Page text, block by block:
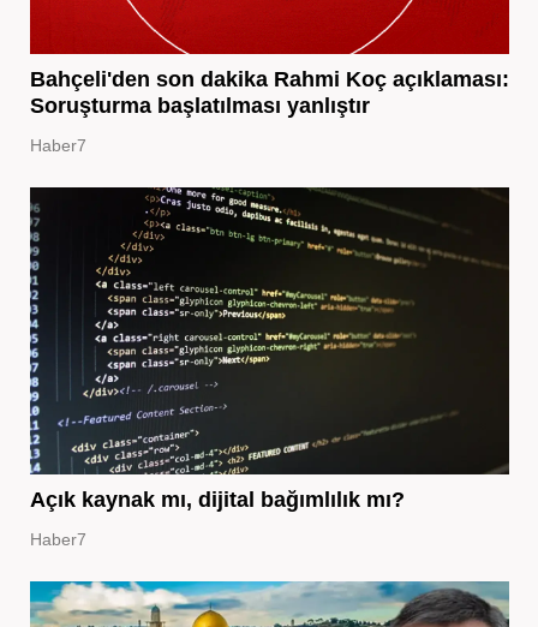
Bahçeli'den son dakika Rahmi Koç açıklaması:
Soruşturma başlatılması yanlıştır
Haber7
Açık kaynak mı, dijital bağımlılık mı?
Haber7